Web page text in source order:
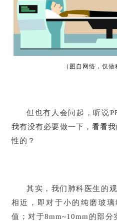
（图自网络，仅
但也有人会问起，听说
我有没有必要做一下，看看
性的？
其实，我们肺科医生的
相近，即对于小的纯磨玻璃
值；对于8mm~10mm的部